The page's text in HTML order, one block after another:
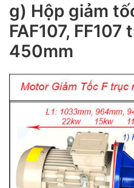
g) Hộp giảm
FAF107,
450mm